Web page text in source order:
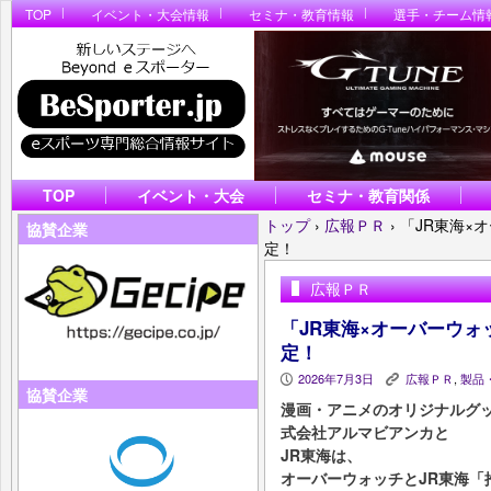
TOP イベント・大会情報 セミナ・教育情報 選手・チーム情
TOP イベント・大会
セミナ・教育関係
協賛企業
協賛企業
トップ › 広報ＰＲ ›
「JR東海×
定！
広報ＰＲ
「JR東海×オーバーウ
定！
P 2026年7月3日 K 広報ＰＲ,製品
漫画・アニメのオリジナルグ
式会社アルマビアンカと
JR東海は、
オーバーウォッチとJR東海